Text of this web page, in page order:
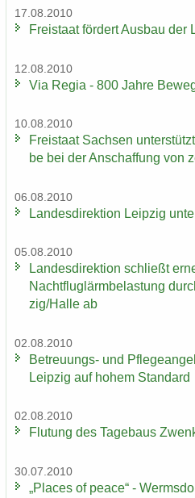
17.08.2010
Frei­staat för­dert Aus­bau der
12.08.2010
Via Regia - 800 Jahre
10.08.2010
Frei­staat Sach­sen
be bei der An­schaf­fung von
06.08.2010
Lan­des­di­rek­ti­on Leip­zig
05.08.2010
Lan­des­di­rek­ti­on schließt
Nacht­flug­lärm­be­las­tung
zig/Halle ab
02.08.2010
Betreuungs-​ und
Leip­zig auf hohem Stan­dard
02.08.2010
Flu­tung des Ta­ge­baus
30.07.2010
„Places of peace“ -